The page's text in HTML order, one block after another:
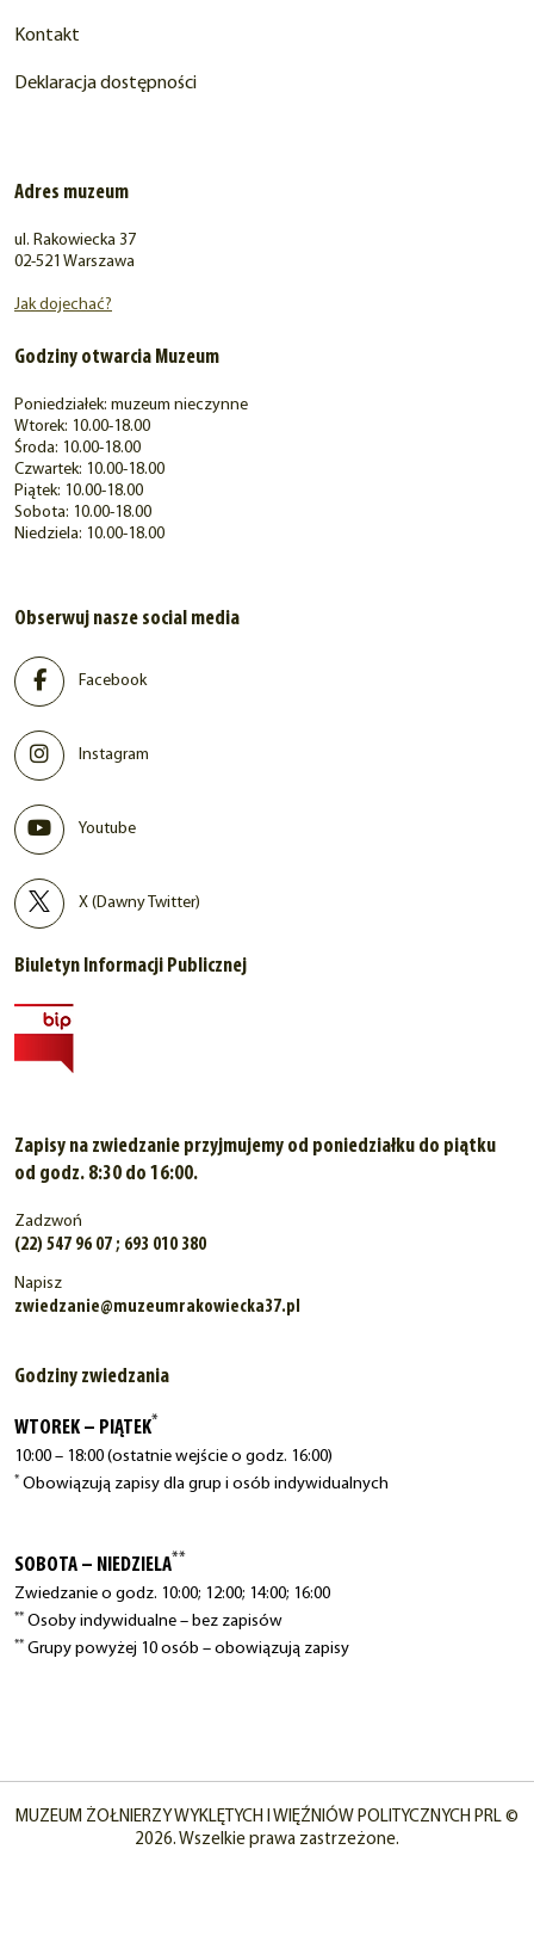
Kontakt
Deklaracja dostępności
Adres muzeum
ul. Rakowiecka 37
02-521 Warszawa
Jak dojechać?
Godziny otwarcia Muzeum
Poniedziałek: muzeum nieczynne
Wtorek: 10.00-18.00
Środa: 10.00-18.00
Czwartek: 10.00-18.00
Piątek: 10.00-18.00
Sobota: 10.00-18.00
Niedziela: 10.00-18.00
Obserwuj nasze social media
Facebook
Instagram
Youtube
X (Dawny Twitter)
Biuletyn Informacji Publicznej
Zapisy na zwiedzanie przyjmujemy od poniedziałku do piątku
od godz. 8:30 do 16:00.
Zadzwoń
(22) 547 96 07 ; 693 010 380
Napisz
zwiedzanie@muzeumrakowiecka37.pl
Godziny zwiedzania
WTOREK – PIĄTEK*
10:00 – 18:00 (ostatnie wejście o godz. 16:00)
* Obowiązują zapisy dla grup i osób indywidualnych
SOBOTA – NIEDZIELA**
Zwiedzanie o godz. 10:00; 12:00; 14:00; 16:00
** Osoby indywidualne – bez zapisów
** Grupy powyżej 10 osób – obowiązują zapisy
MUZEUM ŻOŁNIERZY WYKLĘTYCH I WIĘŹNIÓW POLITYCZNYCH PRL ©
2026. Wszelkie prawa zastrzeżone.